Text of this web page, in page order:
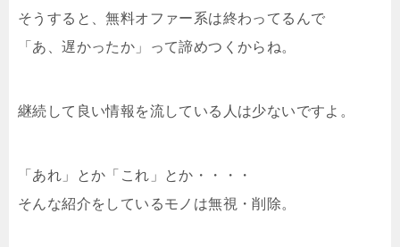
そうすると、無料オファー系は終わってるんで
「あ、遅かったか」って諦めつくからね。
継続して良い情報を流している人は少ないですよ。
「あれ」とか「これ」とか・・・・
そんな紹介をしているモノは無視・削除。